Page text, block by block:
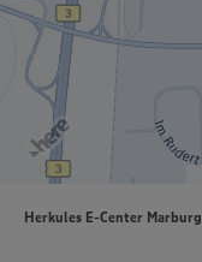
Herkules E-Center Marburg